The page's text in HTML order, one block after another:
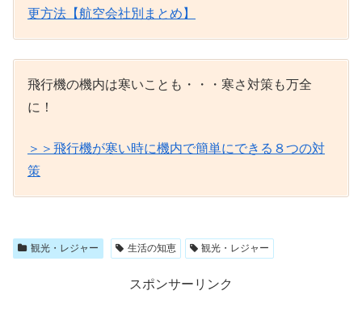
更方法【航空会社別まとめ】
飛行機の機内は寒いことも・・・寒さ対策も万全
に！
＞＞飛行機が寒い時に機内で簡単にできる８つの対
策
観光・レジャー 生活の知恵 観光・レジャー
スポンサーリンク